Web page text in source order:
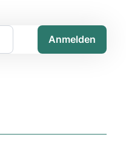
Anmelden